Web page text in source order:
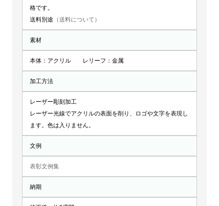
格です。
送料別途 （送料について）
素材
本体：アクリル レリーフ：金属
加工方法
レーザー彫刻加工
レーザー光線でアクリルの表面を削り、ロゴや文字を表現し
ます。色は入りません。
文例
表彰文例集
納期